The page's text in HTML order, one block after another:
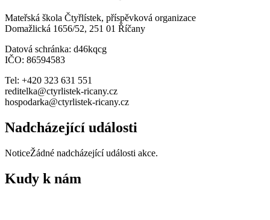
Mateřská škola Čtyřlístek, příspěvková organizace
Domažlická 1656/52, 251 01 Říčany
Datová schránka: d46kqcg
IČO: 86594583
Tel: +420 323 631 551
reditelka@ctyrlistek-ricany.cz
hospodarka@ctyrlistek-ricany.cz
Nadcházející události
NoticeŽádné nadcházející události akce.
Kudy k nám